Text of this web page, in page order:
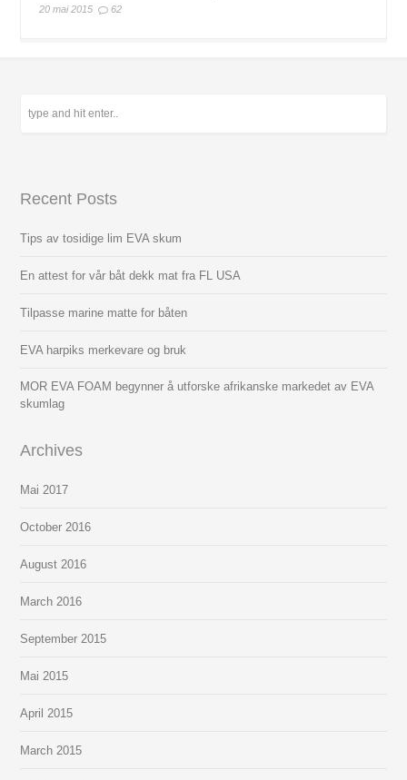
20 mai 2015 62
Recent Posts
Tips av tosidige lim EVA skum
En attest for vår båt dekk mat fra FL USA
Tilpasse marine matte for båten
EVA harpiks merkevare og bruk
MOR EVA FOAM begynner å utforske afrikanske markedet av EVA
skumlag
Archives
Mai2017
October 2016
August 2016
March 2016
September 2015
Mai2015
April 2015
March 2015